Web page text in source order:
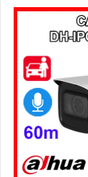
giám sát hiệu quả
nhớ lên đến